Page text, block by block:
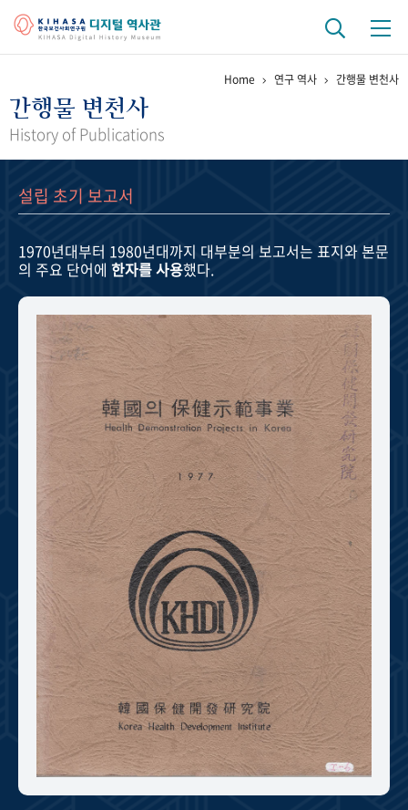
걸어온 길 기관 변천사
정책과 연구 키워드로 보는 연구 역사
연구자들
기록물 아카이브
사진 아카이브 문서 기록물 행정박물 영상 기록물
주년 기념
성과 50선 숫자로 보는 50년 50+1주년 광장
세계와 함께 한 KIHASA
VR 역사관
Home 연구 역사 간행물 변천사
간행물 변천사
History of Publications
설립 초기 보고서
1970년대부터 1980년대까지 대부분의 보고서는 표지와 본문
의 주요 단어에 한자를 사용했다.